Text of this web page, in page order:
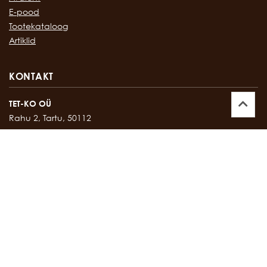
E-pood
Tootekataloog
Artiklid
KONTAKT
TET-KO OÜ
Rahu 2, Tartu, 50112
Kontor:747 17 35